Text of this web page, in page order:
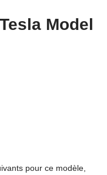
Model
pour ce modèle,